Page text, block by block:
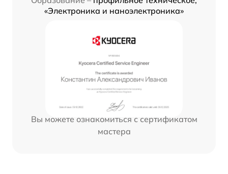
«Электроника и наноэлектроника»
Вы можете ознакомиться с сертификатом
мастера